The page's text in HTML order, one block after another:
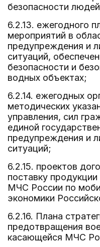
безопасности
6.2.13. ежегодного
мероприятий в
предупреждения и
ситуаций,
безопасности и
водных объектах;
6.2.14. ежегодных
методических
управления, сил
единой
предупреждения и
ситуаций;
6.2.15. проектов
поставку
МЧС России по
экономики
6.2.16. Плана
предотвращения
касающейся МЧС